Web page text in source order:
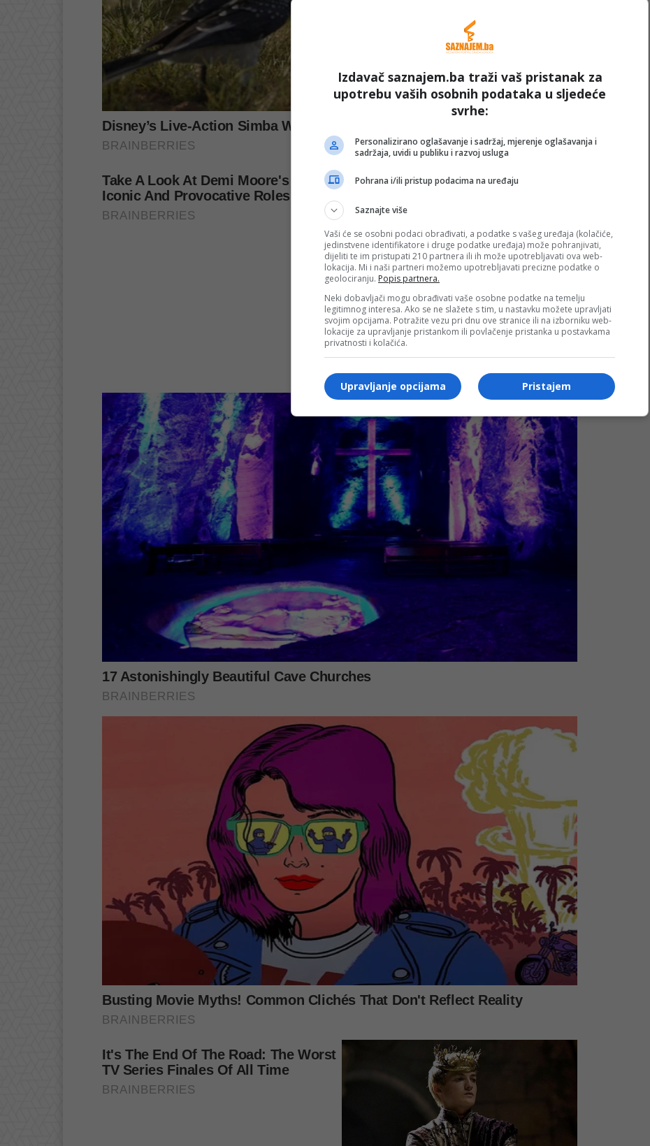
Izdavač saznajem.ba traži vaš pristanak za
upotrebu vaših osobnih podataka u sljedeće
svrhe:
Personalizirano oglašavanje i sadržaj, mjerenje oglašavanja i
sadržaja, uvidi u publiku i razvoj usluga
Pohrana i/ili pristup podacima na uređaju
Saznajte više
Vaši će se osobni podaci obrađivati, a podatke s vašeg uređaja (kolačiće,
jedinstvene identifikatore i druge podatke uređaja) može pohranjivati,
dijeliti te im pristupati 210 partnera ili ih može upotrebljavati ova web-
lokacija. Mi i naši partneri možemo upotrebljavati precizne podatke o
geolociranju. Popis partnera.
Neki dobavljači mogu obrađivati vaše osobne podatke na temelju
legitimnog interesa. Ako se ne slažete s tim, u nastavku možete upravljati
svojim opcijama. Potražite vezu pri dnu ove stranice ili na izborniku web-
lokacije za upravljanje pristankom ili povlačenje pristanka u postavkama
privatnosti i kolačića.
Pristajem
Upravljanje opcijama